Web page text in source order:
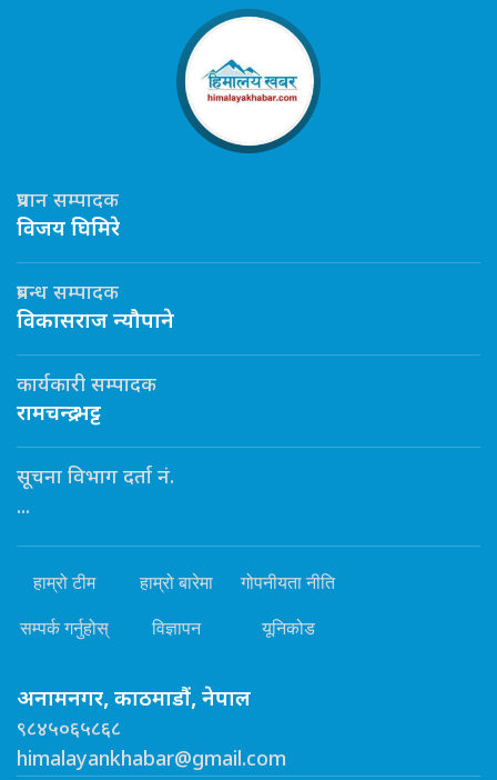
प्रधान सम्पादक
विजय घिमिरे
प्रबन्ध सम्पादक
विकासराज न्यौपाने
कार्यकारी सम्पादक
रामचन्द्र भट्ट
सूचना विभाग दर्ता नं.
...
हाम्रो टीम हाम्रो बारेमा गोपनीयता नीति
सम्पर्क गर्नुहोस् विज्ञापन यूनिकोड
अनामनगर, काठमाडौं, नेपाल
९८४५०६५८६८
himalayankhabar@gmail.com